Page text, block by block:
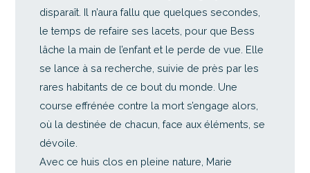
disparaît. Il n’aura fallu que quelques secondes,
le temps de refaire ses lacets, pour que Bess
lâche la main de l’enfant et le perde de vue. Elle
se lance à sa recherche, suivie de près par les
rares habitants de ce bout du monde. Une
course effrénée contre la mort s’engage alors,
où la destinée de chacun, face aux éléments, se
dévoile.
Avec ce huis clos en pleine nature, Marie